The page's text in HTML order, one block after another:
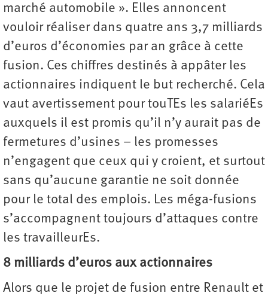
marché automobile ». Elles annoncent
vouloir réaliser dans quatre ans 3,7 milliards
d’euros d’économies par an grâce à cette
fusion. Ces chiffres destinés à appâter les
actionnaires indiquent le but recherché. Cela
vaut avertissement pour touTEs les salariéEs
auxquels il est promis qu’il n’y aurait pas de
fermetures d’usines – les promesses
n’engagent que ceux qui y croient, et surtout
sans qu’aucune garantie ne soit donnée
pour le total des emplois. Les méga-fusions
s’accompagnent toujours d’attaques contre
les travailleurEs.
8 milliards d’euros aux actionnaires
Alors que le projet de fusion entre Renault et